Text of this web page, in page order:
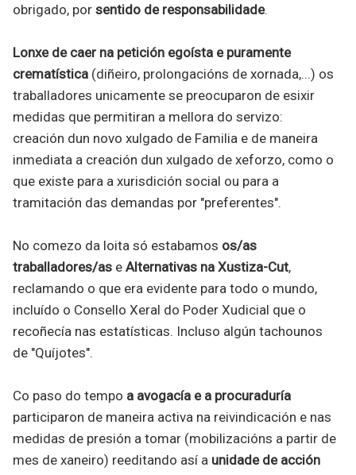
obrigado, por sentido de responsabilidade.
Lonxe de caer na petición egoísta e puramente
crematística (diñeiro, prolongacións de xornada,...) os
traballadores unicamente se preocuparon de esixir
medidas que permitiran a mellora do servizo:
creación dun novo xulgado de Familia e de maneira
inmediata a creación dun xulgado de xeforzo, como o
que existe para a xurisdición social ou para a
tramitación das demandas por "preferentes".
No comezo da loita só estabamos os/as
traballadores/as e Alternativas na Xustiza-Cut,
reclamando o que era evidente para todo o mundo,
incluído o Consello Xeral do Poder Xudicial que o
recoñecía nas estatísticas. Incluso algún tachounos
de "Quíjotes".
Co paso do tempo a avogacía e a procuraduría
participaron de maneira activa na reivindicación e nas
medidas de presión a tomar (mobilizacións a partir de
mes de xaneiro) reeditando así a unidade de acción